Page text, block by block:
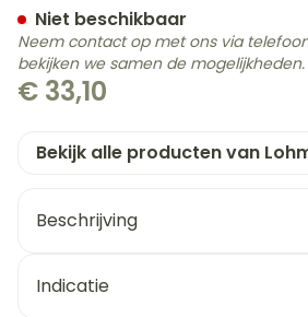
€ 33,10
Niet beschikbaar
Neem contact op met ons via
bekijken we samen de mogelijkheden.
Bekijk alle producten van
Beschrijving
Indicatie